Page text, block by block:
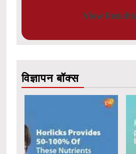
View Results
विज्ञापन बॉक्स